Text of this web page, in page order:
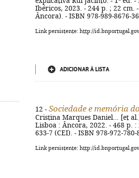
Ibéricos, 2023. - 244 p. ; 22 cm.
Âncora). - ISBN 978-989-8676-
Link persistente: http://
ADICIONAR À LISTA
12 - Sociedade e memória
Cristina Marques Daniel... [et
Lisboa : Âncora, 2022. - 468 p.
633-7 (CEI). - ISBN 978-972-780-
Link persistente: http://